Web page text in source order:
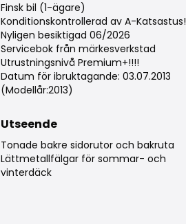
Finsk bil (1-ägare)
Konditionskontrollerad av A-Katsastus!
Nyligen besiktigad 06/2026
Servicebok från märkesverkstad
Utrustningsnivå Premium+!!!!
Datum för ibruktagande: 03.07.2013
(Modellår:2013)
Utseende
Tonade bakre sidorutor och bakruta
Lättmetallfälgar för sommar- och
vinterdäck